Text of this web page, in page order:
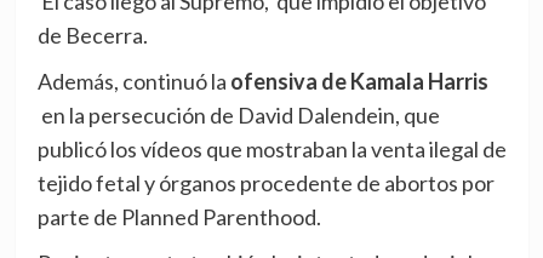
de Becerra.
Además, continuó la ofensiva de Kamala Harris
en la persecución de David Dalendein, que
publicó los vídeos que mostraban la venta ilegal de
tejido fetal y órganos procedente de abortos por
parte de Planned Parenthood.